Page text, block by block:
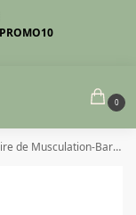
PROMO10
0
Musculation-Barre de Traction